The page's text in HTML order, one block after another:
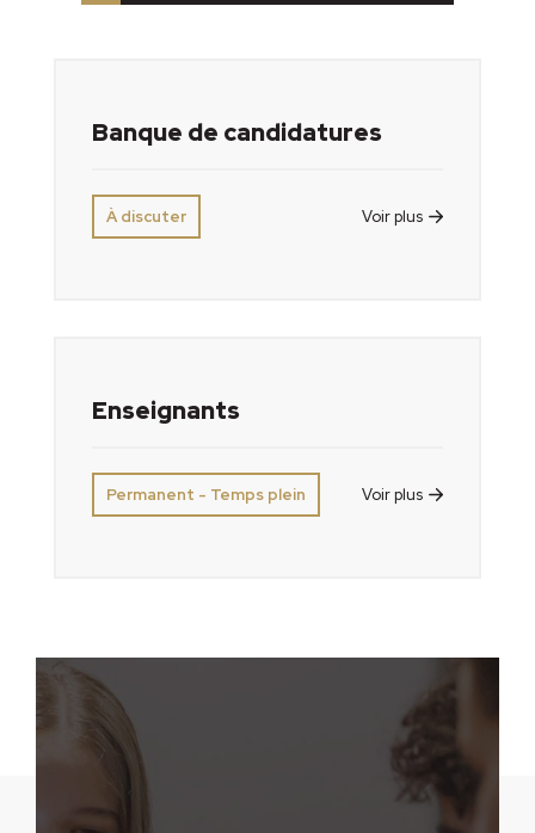
Banque de candidatures
À discuter Voir plus
Enseignants
Permanent - Temps plein Voir plus